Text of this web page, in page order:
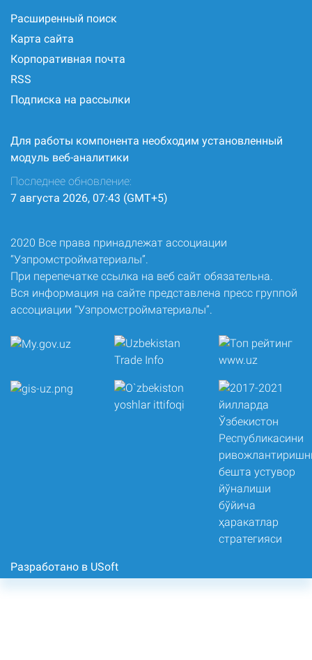
Расширенный поиск
Карта сайта
Корпоративная почта
RSS
Подписка на рассылки
Для работы компонента необходим установленный
модуль веб-аналитики
Последнее обновление:
7 августа 2026, 07:43 (GMT+5)
2020 Все права принадлежат ассоциации
“Узпромстройматериалы”.
При перепечатке ссылка на веб сайт обязательна.
Вся информация на сайте представлена пресс группой
ассоциации “Узпромстройматериалы”.
Разработано в USoft